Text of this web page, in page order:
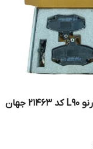
لنت ترمز جلو رنو L90 کد 21463 جهان